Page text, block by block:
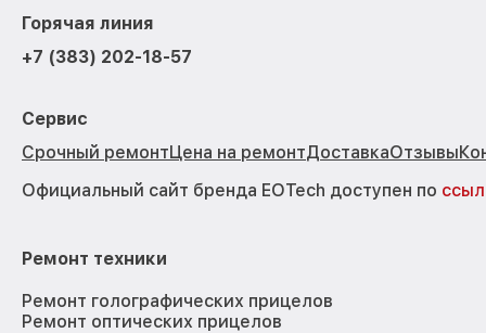
Горячая линия
+7 (383) 202-18-57
Сервис
Срочный ремонтЦена на ремонтДоставкаОтзывы
Официальный сайт бренда EOTech доступен по
Ремонт техники
Ремонт голографических прицелов
Ремонт оптических прицелов